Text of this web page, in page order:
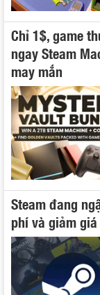
Chỉ 1$, game
ngay Steam
may mắn
Steam đang
phí và giảm